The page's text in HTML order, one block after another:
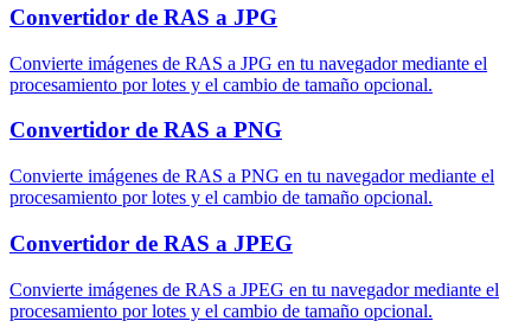
Convertidor de RAS a JPG
Convierte imágenes de RAS a JPG en tu navegador mediante el
procesamiento por lotes y el cambio de tamaño opcional.
Convertidor de RAS a PNG
Convierte imágenes de RAS a PNG en tu navegador mediante el
procesamiento por lotes y el cambio de tamaño opcional.
Convertidor de RAS a JPEG
Convierte imágenes de RAS a JPEG en tu navegador mediante el
procesamiento por lotes y el cambio de tamaño opcional.